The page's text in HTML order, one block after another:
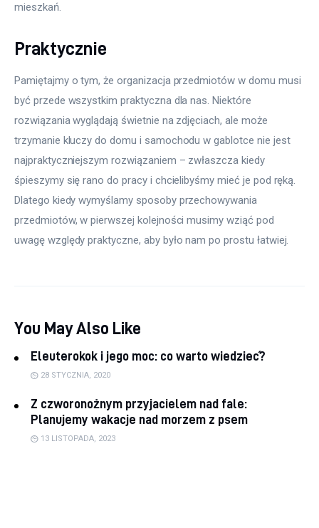
mieszkań.
Praktycznie
Pamiętajmy o tym, że organizacja przedmiotów w domu musi
być przede wszystkim praktyczna dla nas. Niektóre
rozwiązania wyglądają świetnie na zdjęciach, ale może
trzymanie kluczy do domu i samochodu w gablotce nie jest
najpraktyczniejszym rozwiązaniem – zwłaszcza kiedy
śpieszymy się rano do pracy i chcielibyśmy mieć je pod ręką.
Dlatego kiedy wymyślamy sposoby przechowywania
przedmiotów, w pierwszej kolejności musimy wziąć pod
uwagę względy praktyczne, aby było nam po prostu łatwiej.
You May Also Like
Eleuterokok i jego moc: co warto wiedzieć?
28 STYCZNIA, 2020
Z czworonożnym przyjacielem nad fale:
Planujemy wakacje nad morzem z psem
13 LISTOPADA, 2023